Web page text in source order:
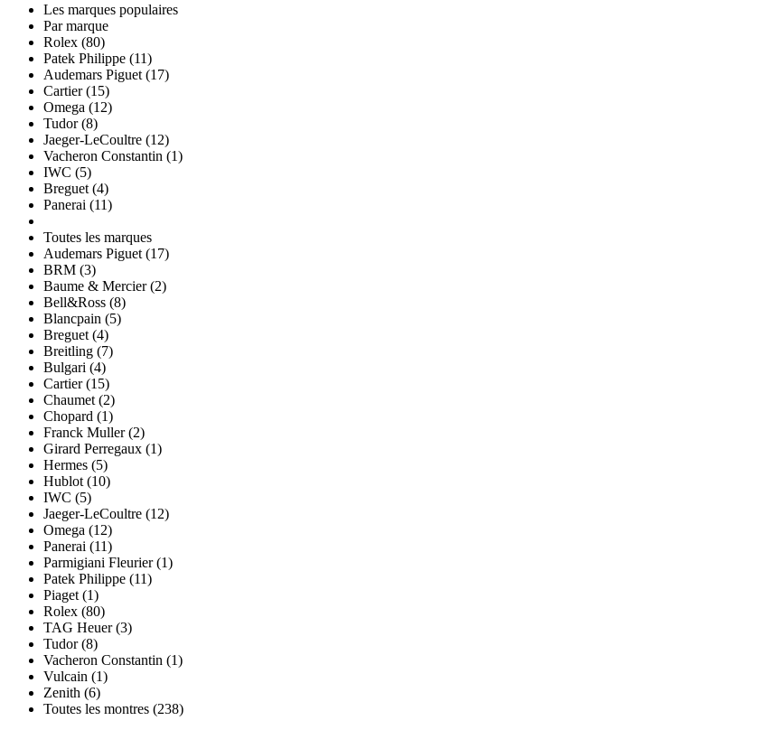
Les marques populaires
Par marque
Rolex (80)
Patek Philippe (11)
Audemars Piguet (17)
Cartier (15)
Omega (12)
Tudor (8)
Jaeger-LeCoultre (12)
Vacheron Constantin (1)
IWC (5)
Breguet (4)
Panerai (11)
Toutes les marques
Audemars Piguet (17)
BRM (3)
Baume & Mercier (2)
Bell&Ross (8)
Blancpain (5)
Breguet (4)
Breitling (7)
Bulgari (4)
Cartier (15)
Chaumet (2)
Chopard (1)
Franck Muller (2)
Girard Perregaux (1)
Hermes (5)
Hublot (10)
IWC (5)
Jaeger-LeCoultre (12)
Omega (12)
Panerai (11)
Parmigiani Fleurier (1)
Patek Philippe (11)
Piaget (1)
Rolex (80)
TAG Heuer (3)
Tudor (8)
Vacheron Constantin (1)
Vulcain (1)
Zenith (6)
Toutes les montres (238)